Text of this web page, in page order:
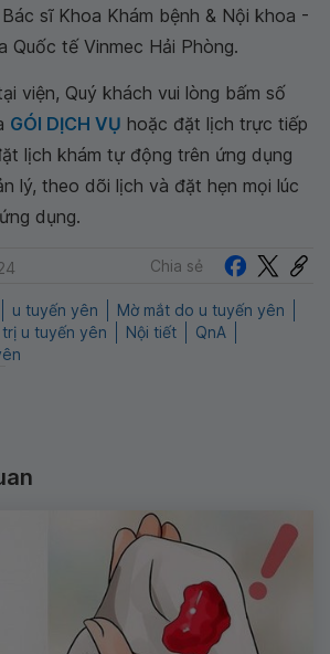
sĩ Khoa Khám bệnh & Nội khoa -
Quốc tế Vinmec Hải Phòng.
viện, Quý khách vui lòng bấm số
GÓI DỊCH VỤ hoặc đặt lịch trực tiếp
lịch khám tự động trên ứng dụng
lý, theo dõi lịch và đặt hẹn mọi lúc
dụng.
Chia sẻ
u tuyến yên
Mờ mắt do u tuyến yên
u tuyến yên
Nội tiết
QnA